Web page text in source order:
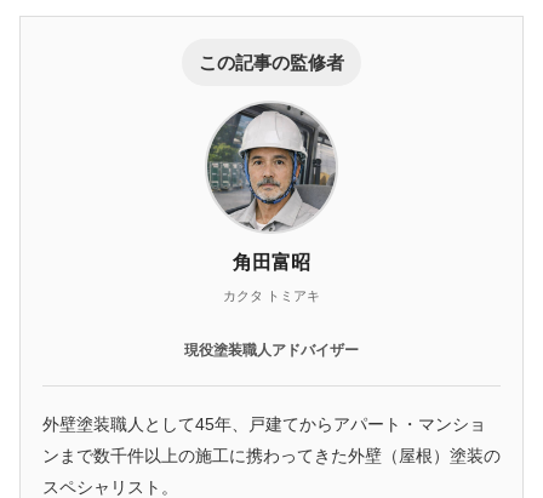
この記事の監修者
角田富昭
カクタ トミアキ
現役塗装職人アドバイザー
外壁塗装職人として45年、戸建てからアパート・マンショ
ンまで数千件以上の施工に携わってきた外壁（屋根）塗装の
スペシャリスト。